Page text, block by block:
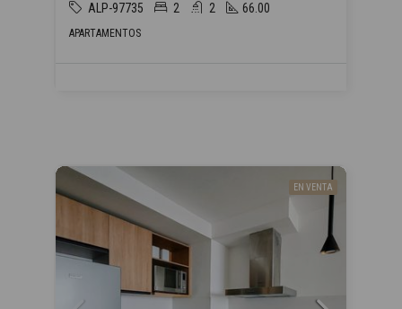
ALP-97735 2 2 66.00
APARTAMENTOS
EN VENTA